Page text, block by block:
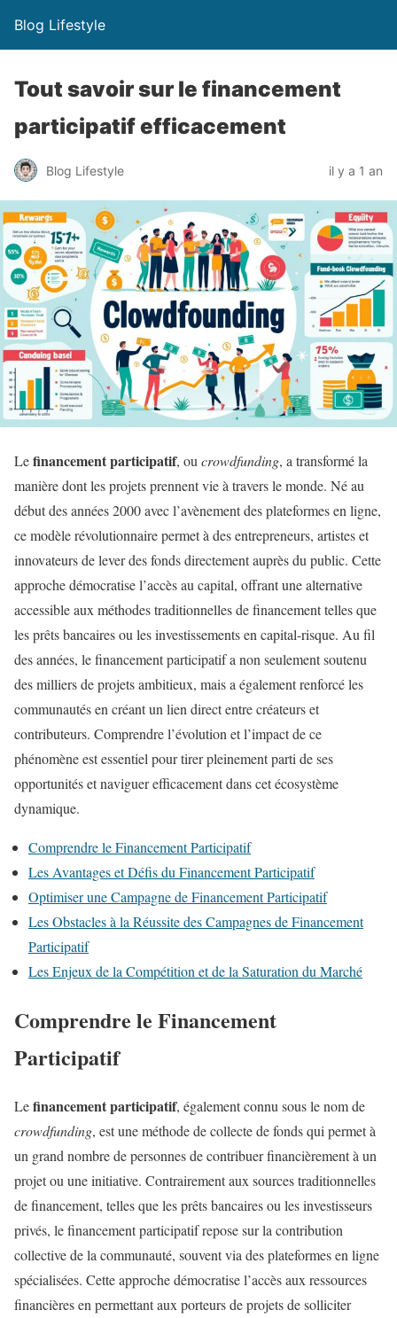
Blog Lifestyle
Tout savoir sur le financement
participatif efficacement
Blog Lifestyle il y a 1 an
Lefinancement participatif, ou crowdfunding, a transformé la
manière dont les projets prennent vie à travers le monde. Né au
début des années 2000 avec l’avènement des plateformes en ligne,
ce modèle révolutionnaire permet à des entrepreneurs, artistes et
innovateurs de lever des fonds directement auprès du public. Cette
approche démocratise l’accès au capital, offrant une alternative
accessible aux méthodes traditionnelles de financement telles que
les prêts bancaires ou les investissements en capital-risque. Au fil
des années, le financement participatif a non seulement soutenu
des milliers de projets ambitieux, mais a également renforcé les
communautés en créant un lien direct entre créateurs et
contributeurs. Comprendre l’évolution et l’impact de ce
phénomène est essentiel pour tirer pleinement parti de ses
opportunités et naviguer efficacement dans cet écosystème
dynamique.
Comprendre le Financement Participatif
Les Avantages et Défis du Financement Participatif
Optimiser une Campagne de Financement Participatif
Les Obstacles à la Réussite des Campagnes de Financement
Participatif
Les Enjeux de la Compétition et de la Saturation du Marché
Comprendre le Financement
Participatif
Lefinancement participatif, également connu sous le nom de
crowdfunding, est une méthode de collecte de fonds qui permet à
un grand nombre de personnes de contribuer financièrement à un
projet ou une initiative. Contrairement aux sources traditionnelles
de financement, telles que les prêts bancaires ou les investisseurs
privés, le financement participatif repose sur la contribution
collective de la communauté, souvent via des plateformes en ligne
spécialisées. Cette approche démocratise l’accès aux ressources
financières en permettant aux porteurs de projets de solliciter